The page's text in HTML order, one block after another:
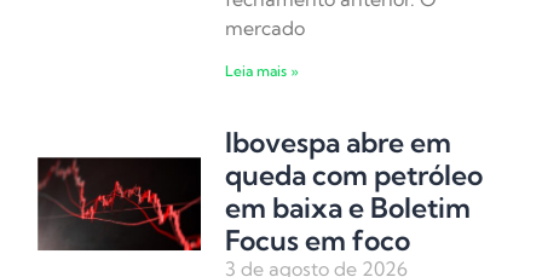
mercado
Leia mais »
Ibovespa abre em
queda com petróleo
em baixa e Boletim
Focus em foco
3 de agosto de 2026